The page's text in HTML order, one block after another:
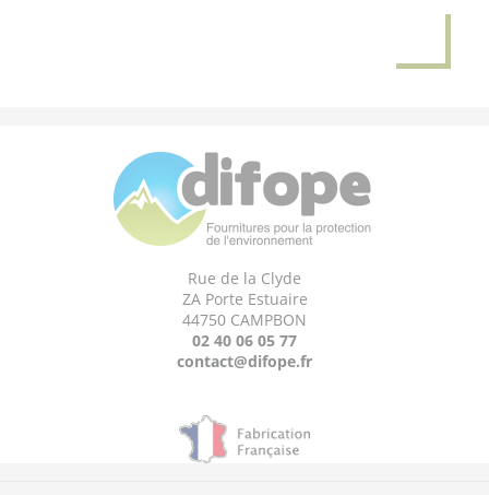
Rue de la Clyde
ZA Porte Estuaire
44750 CAMPBON
02 40 06 05 77
contact@difope.fr